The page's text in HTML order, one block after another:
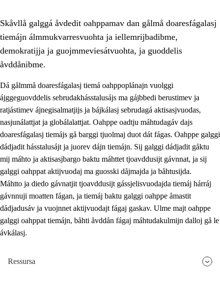
2. Prinsihpa oahppama, åvddånahttema ja ávddama hárráj
Sosiála oahppam ja åvddånibme
2.2 Máhtudahka fágáj hárráj
Vuodulasj tjehpudagá
2.4 Oahppat oahppat
Doaresfágalasj tiemá
2.5 Doaresfágalasj tiemá
Skåvllå galggá åvdedit oahppamav dan gålmå doaresfágalasj
tiemájn álmmukvarresvuohta ja iellemrijbadibme,
demokratijja ja guojmmeviesátvuohta, ja guoddelis
åvddånibme.
Dá gålmmå doaresfágalasj tiemá oahppoplánajn vuolggi
ájggeguovddelis sebrudakhásstalusájs ma gájbbedi berustimev ja
ratjástimev ájnegisalmatjijs ja bájkálasj sebrudagá aktisasjvuodas,
nasjunálattjat ja globálalattjat. Oahppe oadtju máhtudagáv dajs
doaresfágalasj tiemájs gå barggi tjuolmaj duot dát fágas. Oahppe galggi
dádjadit hásstalusájt ja juorev dájn tiemájn. Sij galggi dádjadit gåktu
mij máhto ja aktisasjbargo baktu máhttet tjoavddusijt gávnnat, ja sij
galggi oahppat aktijvuodaj ma guosski dåjmajda ja båhtusijda.
Máhtto ja diedo gávnatjit tjoavddusijt gássjelisvuodajda tiemáj hárráj
gávnnuji moatten fágan, ja tiemáj baktu galggi oahppe åmastit
dádjadusáv ja vuojnnet aktijvuodajt fágaj gaskav. Ulme majt oahppe
galggi oahppat tiemájn, båhti åvddån fágaj máhtudakulmijn dalloj gå le
ávkálasj.
Ressursa